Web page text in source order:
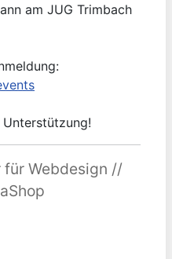
am JUG Trimbach
für Webdesign //